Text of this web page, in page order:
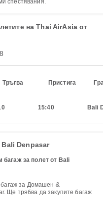
спестявания.
на Thai AirAsia от
Тръгва Пристига
15:40 Bali
Denpasar
за полет от Bali
Ще трябва да закупите багаж